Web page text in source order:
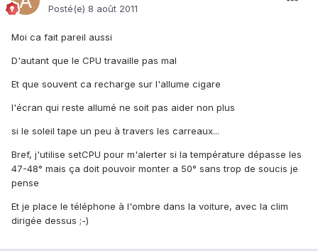
Posté(e) 8 août 2011
Moi ca fait pareil aussi
D'autant que le CPU travaille pas mal
Et que souvent ca recharge sur l'allume cigare
l'écran qui reste allumé ne soit pas aider non plus
si le soleil tape un peu à travers les carreaux...
Bref, j'utilise setCPU pour m'alerter si la température dépasse les
47-48° mais ça doit pouvoir monter a 50° sans trop de soucis je
pense
Et je place le téléphone à l'ombre dans la voiture, avec la clim
dirigée dessus ;-)